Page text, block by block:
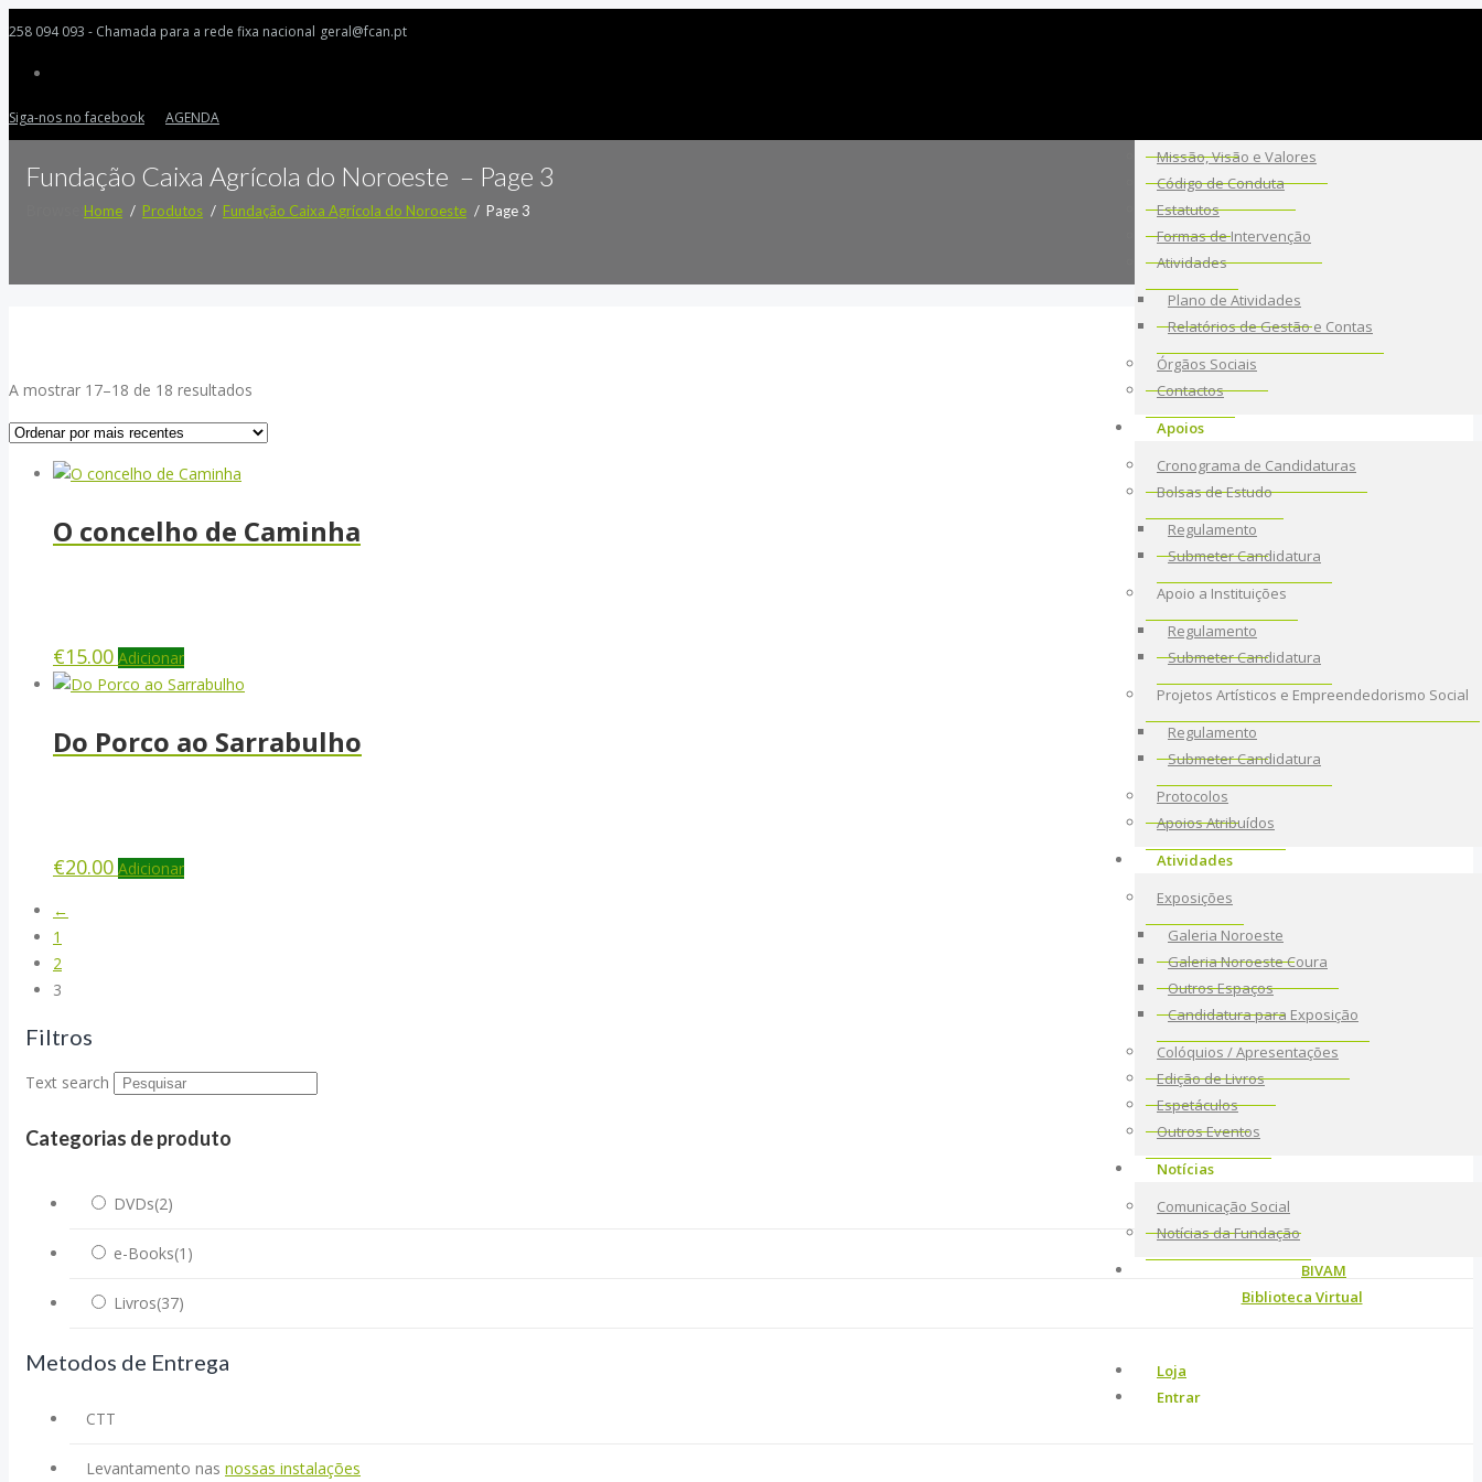
258 094 093 - Chamada para a rede fixa nacional geral@fcan.pt
Siga-nos no facebook AGENDA
Missão, Visão e Valores
Código de Conduta
Estatutos
Formas de Intervenção
Atividades
Plano de Atividades
Relatórios de Gestão e Contas
Órgãos Sociais
Contactos
Apoios
Cronograma de Candidaturas
Bolsas de Estudo
Regulamento
Submeter Candidatura
Apoio a Instituições
Regulamento
Submeter Candidatura
Projetos Artísticos e Empreendedorismo Social
Regulamento
Submeter Candidatura
Protocolos
Apoios Atribuídos
Atividades
Exposições
Galeria Noroeste
Galeria Noroeste Coura
Outros Espaços
Candidatura para Exposição
Colóquios / Apresentações
Edição de Livros
Espetáculos
Outros Eventos
Notícias
Comunicação Social
Notícias da Fundação
BIVAM
Biblioteca Virtual
Loja
Entrar
Fundação Caixa Agrícola do Noroeste – Page 3
Home Produtos Fundação Caixa Agrícola do Noroeste Page 3
A mostrar 17–18 de 18 resultados
mais
O concelho de Caminha
€15.00 Adicionar
Do Porco ao Sarrabulho
€20.00 Adicionar
←
1
2
3
Filtros
Text search
Categorias de produto
DVDs(2)
e-Books(1)
Livros(37)
Metodos de Entrega
CTT
Levantamento nas nossas instalações